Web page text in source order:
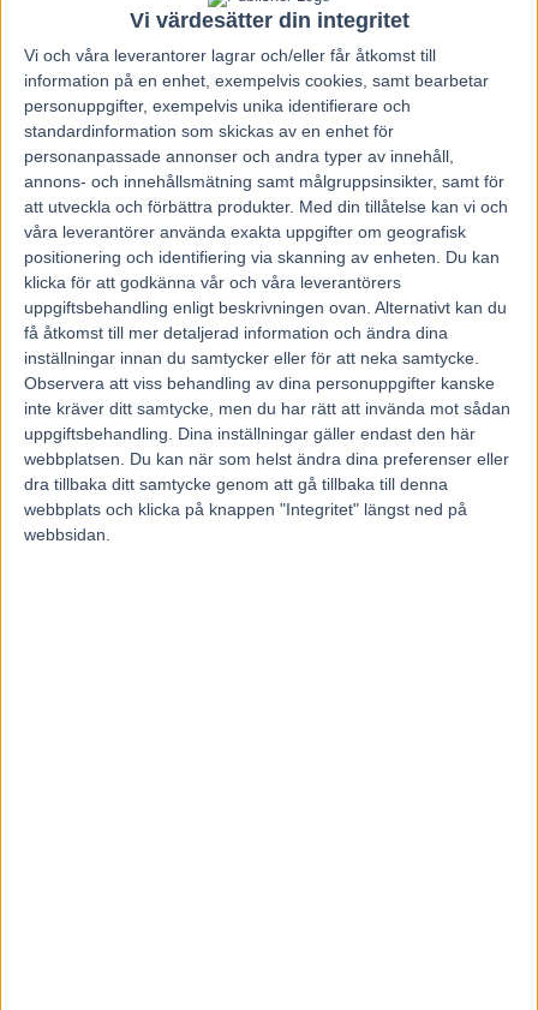
Vi värdesätter din integritet
Vi och våra leverantorer lagrar och/eller får åtkomst till
information på en enhet, exempelvis cookies, samt bearbetar
personuppgifter, exempelvis unika identifierare och
standardinformation som skickas av en enhet för
personanpassade annonser och andra typer av innehåll,
annons- och innehållsmätning samt målgruppsinsikter, samt för
att utveckla och förbättra produkter. Med din tillåtelse kan vi och
våra leverantörer använda exakta uppgifter om geografisk
positionering och identifiering via skanning av enheten. Du kan
klicka för att godkänna vår och våra leverantörers
uppgiftsbehandling enligt beskrivningen ovan. Alternativt kan du
få åtkomst till mer detaljerad information och ändra dina
inställningar innan du samtycker eller för att neka samtycke.
Observera att viss behandling av dina personuppgifter kanske
inte kräver ditt samtycke, men du har rätt att invända mot sådan
uppgiftsbehandling. Dina inställningar gäller endast den här
webbplatsen. Du kan när som helst ändra dina preferenser eller
dra tillbaka ditt samtycke genom att gå tillbaka till denna
webbplats och klicka på knappen "Integritet" längst ned på
webbsidan.
fransmannen Ble du Gers att spelas till favorit i söndagens
drabbning. Men spårlottningen, som tilldelade Lucifer Lane
spår fyra bakom startbilen och Ble du Gers bricka nio i det
bakre ledet, tilltalar Johan A Nilsson.
– Jag tänker att trean (VästerboontheNews) öppnar ganska
så kvickt men han är nog villig att släppa, har jag en känsla
av. Och skulle jag komma till ledningen är det väl
hyperintressant. Jag är lite inne på att det här kan vara
Lucifers lopp.
Lucifer Lane har gått i ledningen vid tolv tillfällen. Tio av de
gångerna har han fått vända upp för segerdefilering.
Ola Johansson, Kanal 75